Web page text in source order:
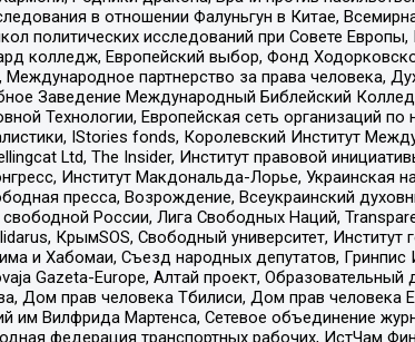
в отношении Фалуньгун в Китае,
политических исследований при Совете
колледж, Европейский выбор, Фонд
партнерство за права человека,
Заведение Международный Библейский
Технологии, Европейская сеть организаций
IStories fonds, Королевский Институт
Ltd, The Insider, Институт правовой
Институт Макдональда-Лорье,
пресса, Возрождение, Всеукраинский
России, Лига Свободных Наций,
КрымSOS, Свободный университет, Институт
и Хабомаи, Съезд народных депутатов,
Gazeta-Europe, Алтай проект,
Дом прав человека Тбилиси, Дом прав
им Вилфрида Мартенса, Сетевое объединение
федерация транспортных рабочих, ИстЧам